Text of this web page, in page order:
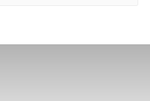
клапаны и крепежное